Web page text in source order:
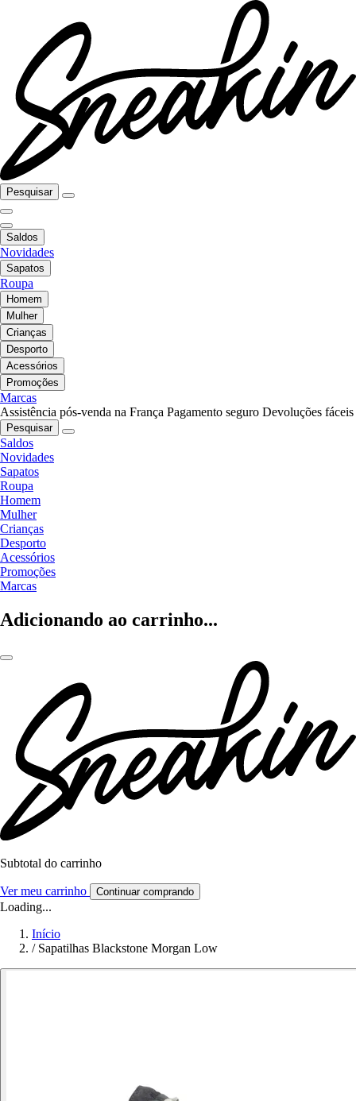
Pesquisar
Saldos
Novidades
Sapatos
Roupa
Homem
Mulher
Crianças
Desporto
Acessórios
Promoções
Marcas
Assistência pós-venda na França Pagamento seguro Devoluções fáceis
Pesquisar
Saldos
Novidades
Sapatos
Roupa
Homem
Mulher
Crianças
Desporto
Acessórios
Promoções
Marcas
Adicionando ao carrinho...
Subtotal do carrinho
Ver meu carrinho Continuar comprando
Loading...
Início
/ Sapatilhas Blackstone Morgan Low